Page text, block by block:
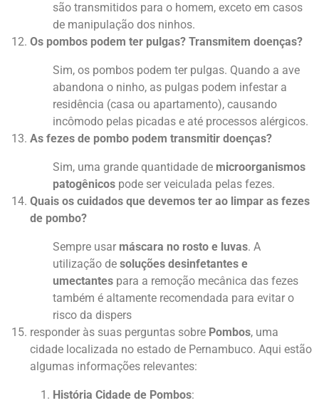
são transmitidos para o homem, exceto em casos
de manipulação dos ninhos.
Os pombos podem ter pulgas? Transmitem doenças?
Sim, os pombos podem ter pulgas. Quando a ave
abandona o ninho, as pulgas podem infestar a
residência (casa ou apartamento), causando
incômodo pelas picadas e até processos alérgicos.
As fezes de pombo podem transmitir doenças?
Sim, uma grande quantidade de microorganismos
patogênicos pode ser veiculada pelas fezes.
Quais os cuidados que devemos ter ao limpar as fezes
de pombo?
Sempre usar máscara no rosto e luvas. A
utilização de soluções desinfetantes e
umectantes para a remoção mecânica das fezes
também é altamente recomendada para evitar o
risco da dispers
responder às suas perguntas sobre Pombos, uma
cidade localizada no estado de Pernambuco. Aqui estão
algumas informações relevantes:
História Cidade de Pombos: